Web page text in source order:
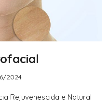
2024
Rejuvenescida e Natural